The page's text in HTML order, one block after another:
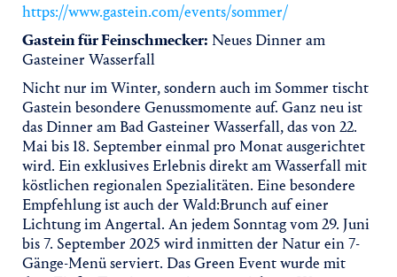
https://www.gastein.com/events/sommer/
Gastein für Feinschmecker: Neues Dinner am
Gasteiner Wasserfall
Nicht nur im Winter, sondern auch im Sommer tischt
Gastein besondere Genussmomente auf. Ganz neu ist
das Dinner am Bad Gasteiner Wasserfall, das von 22.
Mai bis 18. September einmal pro Monat ausgerichtet
wird. Ein exklusives Erlebnis direkt am Wasserfall mit
köstlichen regionalen Spezialitäten. Eine besondere
Empfehlung ist auch der Wald:Brunch auf einer
Lichtung im Angertal. An jedem Sonntag vom 29. Juni
bis 7. September 2025 wird inmitten der Natur ein 7-
Gänge-Menü serviert. Das Green Event wurde mit